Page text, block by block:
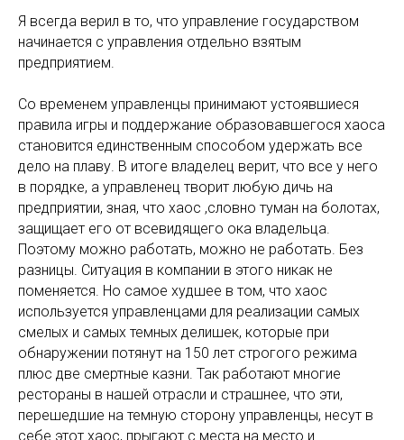
Я всегда верил в то, что управление государством
начинается с управления отдельно взятым
предприятием.
Со временем управленцы принимают устоявшиеся
правила игры и поддержание образовавшегося хаоса
становится единственным способом удержать все
дело на плаву. В итоге владелец верит, что все у него
в порядке, а управленец творит любую дичь на
предприятии, зная, что хаос ,словно туман на болотах,
защищает его от всевидящего ока владельца.
Поэтому можно работать, можно не работать. Без
разницы. Ситуация в компании в этого никак не
поменяется. Но самое худшее в том, что хаос
используется управленцами для реализации самых
смелых и самых темных делишек, которые при
обнаружении потянут на 150 лет строгого режима
плюс две смертные казни. Так работают многие
рестораны в нашей отрасли и страшнее, что эти,
перешедшие на темную сторону управленцы, несут в
себе этот хаос, прыгают с места на место и